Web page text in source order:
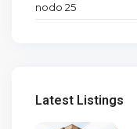
nodo 25
Latest Listings